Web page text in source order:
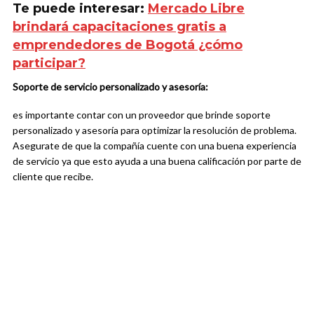
Te puede interesar: Mercado Libre
brindará capacitaciones gratis a
emprendedores de Bogotá ¿cómo
participar?
Soporte de servicio personalizado y asesoría:
es importante contar con un proveedor que brinde soporte
personalizado y asesoría para optimizar la resolución de problema.
Asegurate de que la compañía cuente con una buena experiencia
de servicio ya que esto ayuda a una buena calificación por parte de
cliente que recibe.